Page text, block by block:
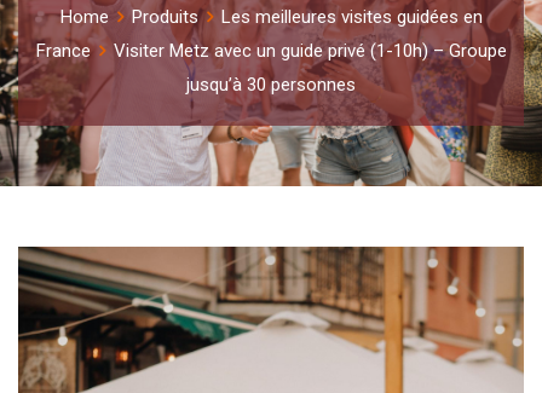
Home Produits
Les meilleures visites guidées en
France
Visiter Metz avec un guide privé (1-10h) – Groupe
jusqu’à 30 personnes